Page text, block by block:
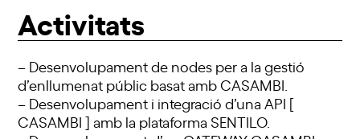
Activitats
– Desenvolupament de nodes per a la gestió
d’enllumenat públic basat amb CASAMBI.
– Desenvolupament i integració d’una API [
CASAMBI ] amb la plataforma SENTILO.